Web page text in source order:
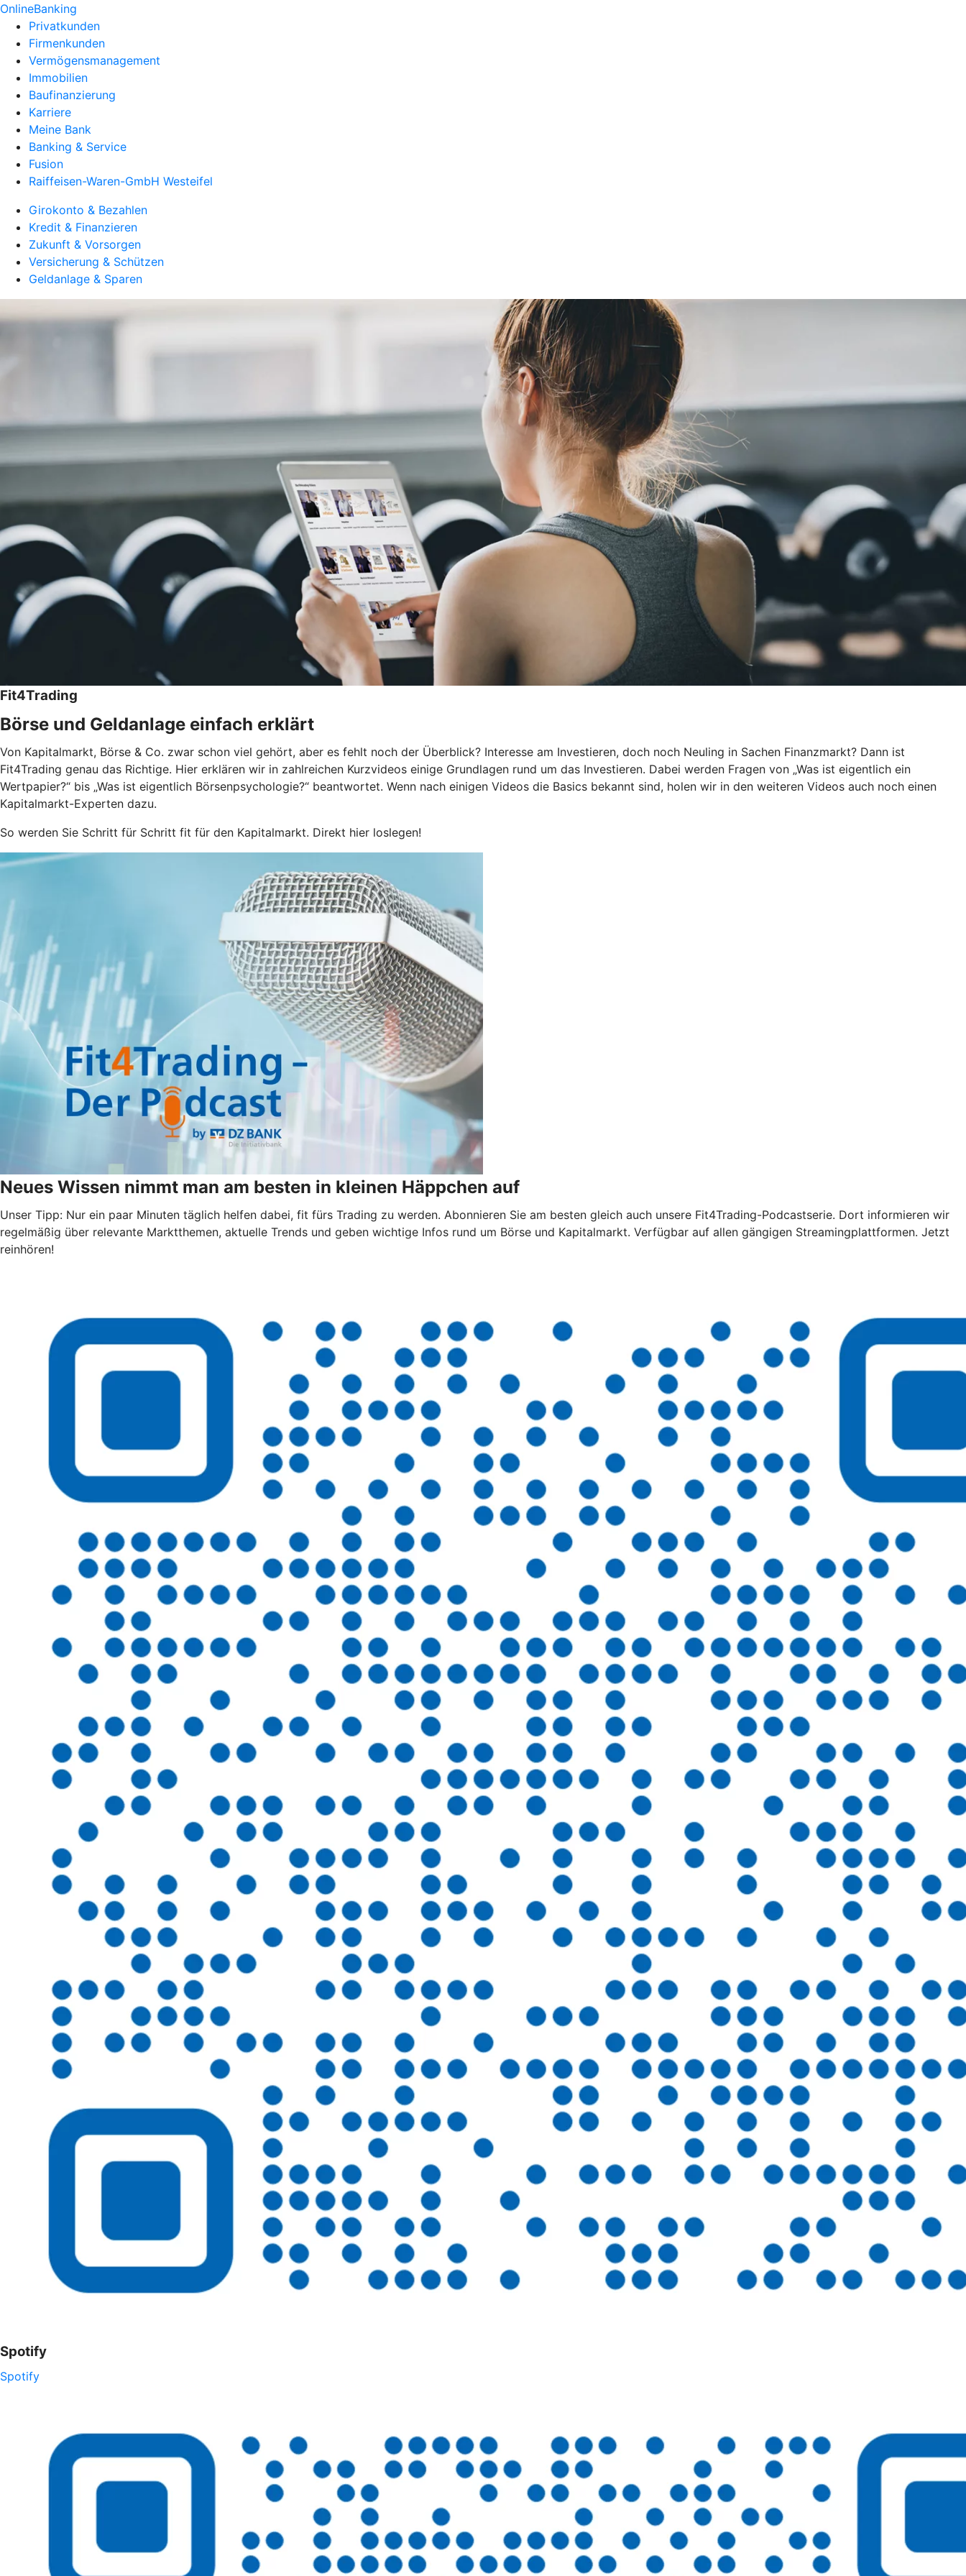
OnlineBanking
Privatkunden
Firmenkunden
Vermögensmanagement
Immobilien
Baufinanzierung
Karriere
Meine Bank
Banking & Service
Fusion
Raiffeisen-Waren-GmbH Westeifel
Girokonto & Bezahlen
Kredit & Finanzieren
Zukunft & Vorsorgen
Versicherung & Schützen
Geldanlage & Sparen
Fit4Trading
Börse und Geldanlage einfach erklärt
Von Kapitalmarkt, Börse & Co. zwar schon viel gehört, aber es fehlt noch der Überblick? Interesse am Investieren, doch noch Neuling in Sachen Finanzmarkt? Dann ist
Fit4Trading genau das Richtige. Hier erklären wir in zahlreichen Kurzvideos einige Grundlagen rund um das Investieren. Dabei werden Fragen von „Was ist eigentlich ein
Wertpapier?“ bis „Was ist eigentlich Börsenpsychologie?“ beantwortet. Wenn nach einigen Videos die Basics bekannt sind, holen wir in den weiteren Videos auch noch einen
Kapitalmarkt-Experten dazu.
So werden Sie Schritt für Schritt fit für den Kapitalmarkt. Direkt hier loslegen!
Neues Wissen nimmt man am besten in kleinen Häppchen auf
Unser Tipp: Nur ein paar Minuten täglich helfen dabei, fit fürs Trading zu werden. Abonnieren Sie am besten gleich auch unsere Fit4Trading-Podcastserie. Dort informieren wir
regelmäßig über relevante Marktthemen, aktuelle Trends und geben wichtige Infos rund um Börse und Kapitalmarkt. Verfügbar auf allen gängigen Streamingplattformen. Jetzt
reinhören!
Spotify
Spotify